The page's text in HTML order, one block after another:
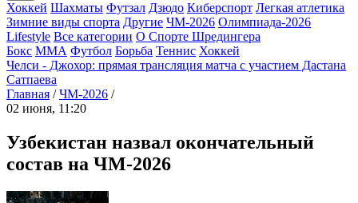
Хоккей Шахматы Футзал Дзюдо Киберспорт Легкая атлетика
Зимние виды спорта Другие ЧМ-2026 Олимпиада-2026
Lifestyle Все категории О Спорте Шредингера
Бокс ММА Футбол Борьба Теннис Хоккей
Челси - Джохор: прямая трансляция матча с участием Дастана
Сатпаева
Главная / ЧМ-2026 /
02 июня, 11:20
Узбекистан назвал окончательный
состав на ЧМ-2026